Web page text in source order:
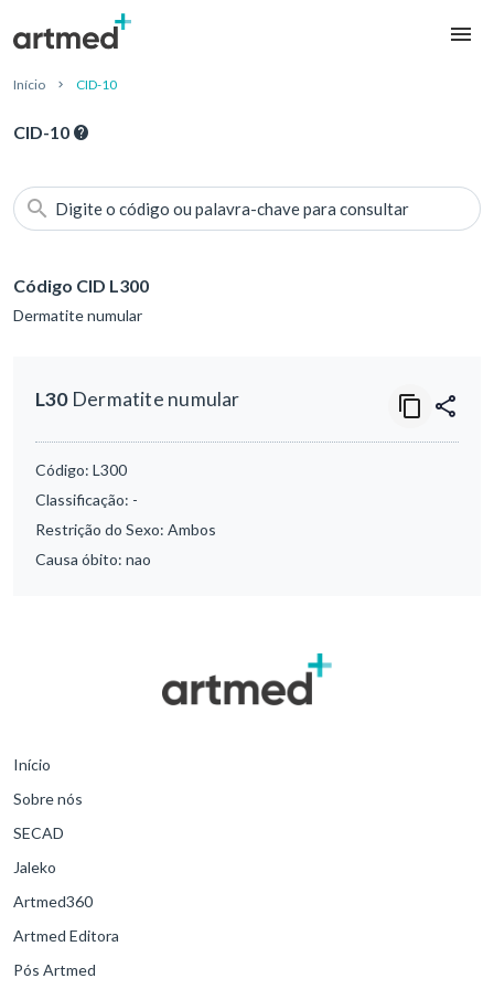
Início CID-10
CID-10
Digite o código ou palavra-chave para consultar
Código CID L300
Dermatite numular
L30Dermatite numular
Código: L300
Classificação: -
Restrição do Sexo: Ambos
Causa óbito: nao
Início
Sobre nós
SECAD
Jaleko
Artmed360
Artmed Editora
Pós Artmed